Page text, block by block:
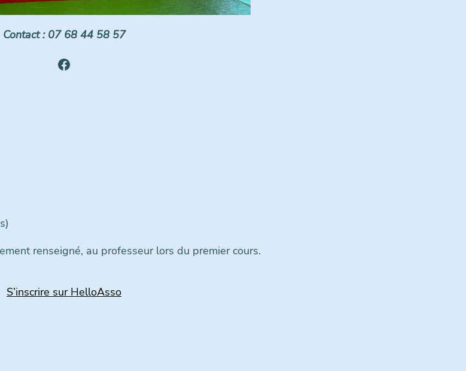
Contact : 07 68 44 58 57
Facebook
renseigné, au professeur lors du premier cours.
S’inscrire sur HelloAsso